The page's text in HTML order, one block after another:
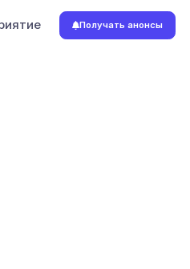
Получать анонсы